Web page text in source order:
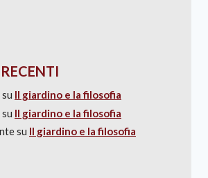
su Il giardino e la filosofia
su Il giardino e la filosofia
su Il giardino e la filosofia